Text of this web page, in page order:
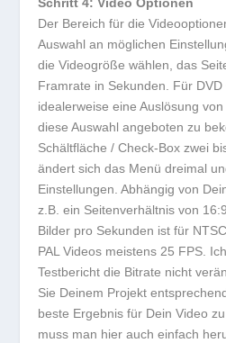
Der Bereich für die
Auswahl an möglichen
die Videogröße wählen, das
Framrate in Sekunden. Für
idealerweise eine Auslösung
diese Auswahl angeboten zu
Schältfläche / Check-Box zwei
ändert sich das Menü dreimal
Einstellungen. Abhängig von
z.B. ein Seitenverhältnis von
Bilder pro Sekunden ist für
PAL Videos meistens 25 FPS.
Testbericht die Bitrate nicht
Sie Deinem Projekt
beste Ergebnis für Dein Video
muss man hier auch einfach